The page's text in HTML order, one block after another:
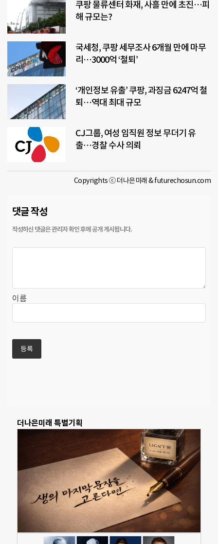
쿠팡 물류센터 화재, 사흘 만에 초진…피
해 규모는?
국세청, 쿠팡 세무조사 6개월 만에 마무
리…3000억 ‘철퇴’
‘개인정보 유출’ 쿠팡, 과징금 6247억 철
퇴…역대 최대 규모
CJ그룹, 여성 임직원 정보 무더기 유
출…경찰 수사 의뢰
Copyrights ⓒ 더나은미래 & futurechosun.com
댓글 작성
이름
더나은미래 특별기획